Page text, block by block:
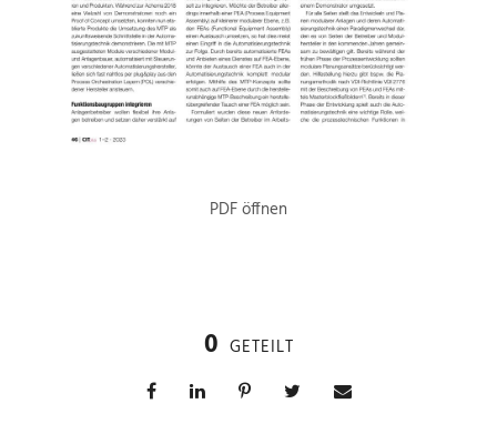
PDF öffnen
0 GETEILT